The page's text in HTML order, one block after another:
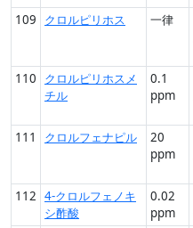
109 クロルピリホス 一律
110
クロルピリホスメ
チル
0.1
ppm
111 クロルフェナピル
20
ppm
112 4-クロルフェノキ
シ酢酸
0.02
ppm